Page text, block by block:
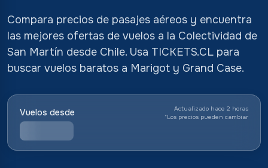
Compara precios de pasajes aéreos y encuentra
las mejores ofertas de vuelos a la Colectividad de
San Martín desde Chile. Usa TICKETS.CL para
buscar vuelos baratos a Marigot y Grand Case.
Vuelos desde
Actualizado hace 2 horas
*Los precios pueden cambiar